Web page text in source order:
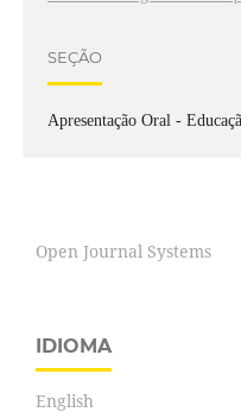
SEÇÃO
Apresentação Oral -
Open Journal Systems
IDIOMA
English